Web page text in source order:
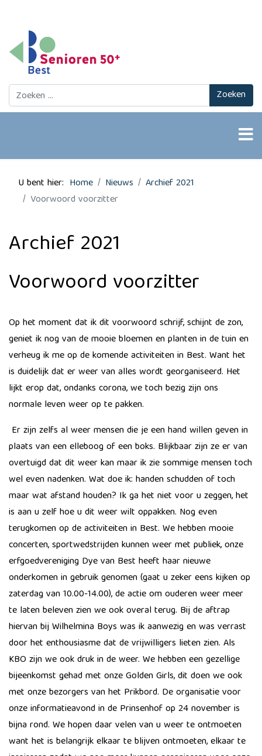
Zoeken Zoeken
U bent hier: Home Nieuws
Archief 2021
Voorwoord voorzitter
Archief 2021
Voorwoord voorzitter
Op het moment dat ik dit voorwoord schrijf, schijnt de zon,
geniet ik nog van de mooie bloemen en planten in de tuin en
verheug ik me op de komende activiteiten in Best. Want het
is duidelijk dat er weer van alles wordt georganiseerd. Het
lijkt erop dat, ondanks corona, we toch bezig zijn ons
normale leven weer op te pakken.
Er zijn zelfs al weer mensen die je een hand willen geven in
plaats van een elleboog of een boks. Blijkbaar zijn ze er van
overtuigd dat dit weer kan maar ik zie sommige mensen toch
wel even nadenken. Wat doe ik: handen schudden of toch
maar wat afstand houden? Ik ga het niet voor u zeggen, het
is aan u zelf hoe u dit weer wilt oppakken. Nog even
terugkomen op de activiteiten in Best. We hebben mooie
concerten, sportwedstrijden kunnen weer met publiek, onze
erfgoedvereniging Dye van Best heeft haar nieuwe
onderkomen in gebruik genomen (gaat u zeker eens kijken op
zaterdag van 10.00-14.00), de actie om ouderen weer meer
te laten beleven zien we ook overal terug. Bij de aftrap
hiervan bij Wilhelmina Boys was ik aanwezig en was verrast
door het enthousiasme dat de vrijwilligers lieten zien. Als
KBO zijn we ook druk in de weer. We hebben een gezellige
bijeenkomst gehad met onze Golden Girls, dit doen we ook
met onze bezorgers van het Prikbord. De organisatie voor
onze informatieavond in de Prinsenhof op 24 november is
bijna rond. We hopen daar velen van u weer te ontmoeten
want het is belangrijk elkaar te blijven ontmoeten, elkaar te